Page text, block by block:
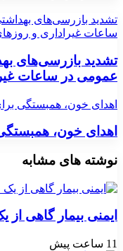
تشدید بازرسی‌های
ساعات غیراداری و
تشدید بازرسی‌های
عمومی در ساعات
اهدای خون، همبستگی
اهدای خون،
نوشته های مشابه
ایمنی بیمار گاهی
11 ساعت پیش